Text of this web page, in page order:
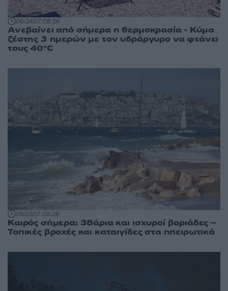
06:2407.08.26
Ανεβαίνει από σήμερα η θερμοκρασία - Κύμα
ζέστης 3 ημερών με τον υδράργυρο να φτάνει
τους 40°C
05:0307.08.26
Καιρός σήμερα: 38άρια και ισχυροί βοριάδες –
Τοπικές βροχές και καταιγίδες στα ηπειρωτικά